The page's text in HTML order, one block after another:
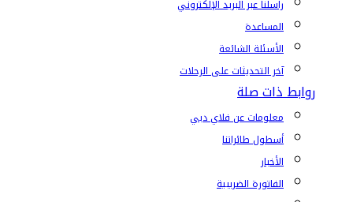
راسلنا عبر البريد الإلكتروني
المساعدة
الأسئلة الشائعة
آخر التحديثات على الرحلات
روابط ذات صلة
معلومات عن فلاي دبي
أسطول طائراتنا
الأخبار
الفاتورة الضريبية